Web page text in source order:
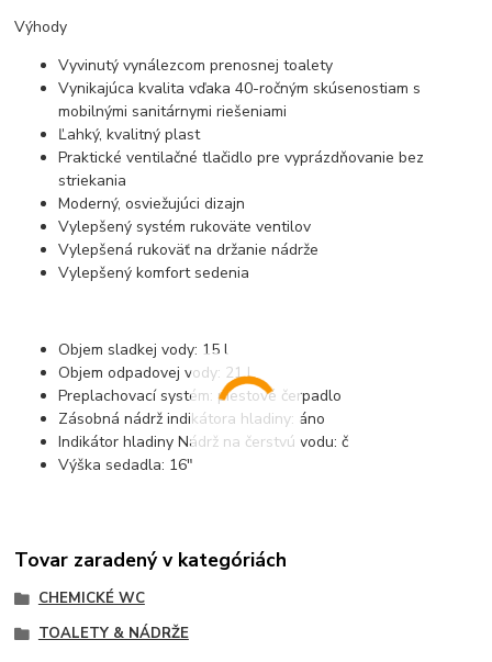
Výhody
Vyvinutý vynálezcom prenosnej toalety
Vynikajúca kvalita vďaka 40-ročným skúsenostiam s
mobilnými sanitárnymi riešeniami
Ľahký, kvalitný plast
Praktické ventilačné tlačidlo pre vyprázdňovanie bez
striekania
Moderný, osviežujúci dizajn
Vylepšený systém rukoväte ventilov
Vylepšená rukoväť na držanie nádrže
Vylepšený komfort sedenia
Objem sladkej vody: 15 l
Objem odpadovej vody: 21 l
Preplachovací systém: piestové čerpadlo
Zásobná nádrž indikátora hladiny: áno
Indikátor hladiny Nádrž na čerstvú vodu: č
Výška sedadla: 16"
Tovar zaradený v kategóriách
CHEMICKÉ WC
TOALETY & NÁDRŽE